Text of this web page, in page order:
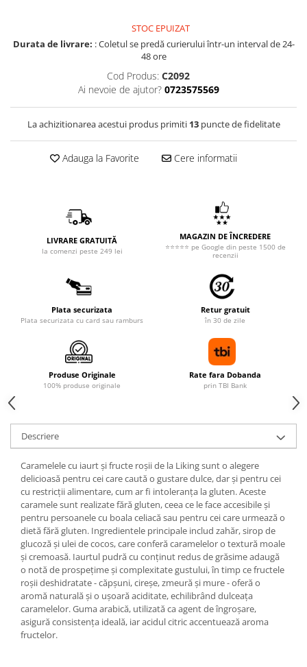
STOC EPUIZAT
Durata de livrare: : Coletul se predă curierului într-un interval de 24-
48 ore
Cod Produs: C2092
Ai nevoie de ajutor? 0723575569
La achizitionarea acestui produs primiti 13puncte de fidelitate
Adauga la Favorite Cere informatii
LIVRARE GRATUITĂ
la comenzi peste 249 lei
MAGAZIN DE ÎNCREDERE
⭐⭐⭐⭐⭐ pe Google din peste 1500 de
recenzii
Plata securizata
Plata securizata cu card sau ramburs
Retur gratuit
în 30 de zile
Produse Originale
100% produse originale
Rate fara Dobanda
prin TBI Bank
Descriere
Caramelele cu iaurt și fructe roșii de la Liking sunt o alegere
delicioasă pentru cei care caută o gustare dulce, dar și pentru cei
cu restricții alimentare, cum ar fi intoleranța la gluten. Aceste
caramele sunt realizate fără gluten, ceea ce le face accesibile și
pentru persoanele cu boala celiacă sau pentru cei care urmează o
dietă fără gluten. Ingredientele principale includ zahăr, sirop de
glucoză și ulei de cocos, care conferă caramelelor o textură moale
și cremoasă. Iaurtul pudră cu conținut redus de grăsime adaugă
o notă de prospețime și complexitate gustului, în timp ce fructele
roșii deshidratate - căpșuni, cireșe, zmeură și mure - oferă o
aromă naturală și o ușoară aciditate, echilibrând dulceața
caramelelor. Guma arabică, utilizată ca agent de îngroșare,
asigură consistența ideală, iar acidul citric accentuează aroma
fructelor.